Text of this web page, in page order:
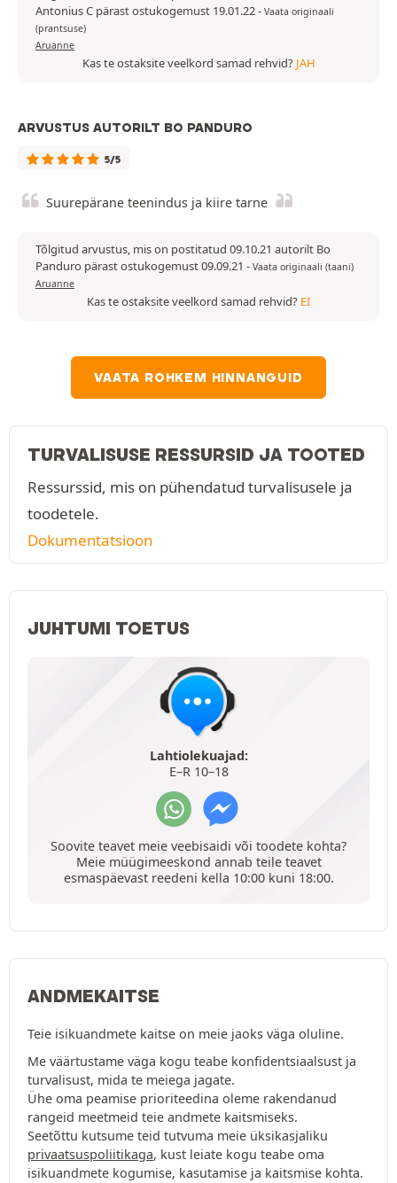
Antonius C pärast ostukogemust 19.01.22- Vaata originaali
(prantsuse)
Aruanne
Kas te ostaksite veelkord samad rehvid? JAH
ARVUSTUS AUTORILT BO PANDURO
5/5
Suurepärane teenindus ja kiire tarne
Tõlgitud arvustus, mis on postitatud 09.10.21 autorilt Bo
Panduro pärast ostukogemust 09.09.21 - Vaata originaali (taani)
Aruanne
Kas te ostaksite veelkord samad rehvid? EI
VAATA ROHKEM HINNANGUID
TURVALISUSE RESSURSID JA TOOTED
Ressurssid, mis on pühendatud turvalisusele ja
toodetele.
Dokumentatsioon
JUHTUMI TOETUS
Lahtiolekuajad:
E–R 10–18
Soovite teavet meie veebisaidi või toodete kohta?
Meie müügimeeskond annab teile teavet
esmaspäevast reedeni kella 10:00 kuni 18:00.
ANDMEKAITSE
Teie isikuandmete kaitse on meie jaoks väga oluline.
Me väärtustame väga kogu teabe konfidentsiaalsust ja
turvalisust, mida te meiega jagate.
Ühe oma peamise prioriteedina oleme rakendanud
rangeid meetmeid teie andmete kaitsmiseks.
Seetõttu kutsume teid tutvuma meie üksikasjaliku
privaatsuspoliitikaga, kust leiate kogu teabe oma
isikuandmete kogumise, kasutamise ja kaitsmise kohta.